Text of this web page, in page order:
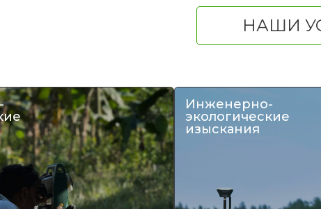
НАШИ
Инженерно-
экологические
изыскания